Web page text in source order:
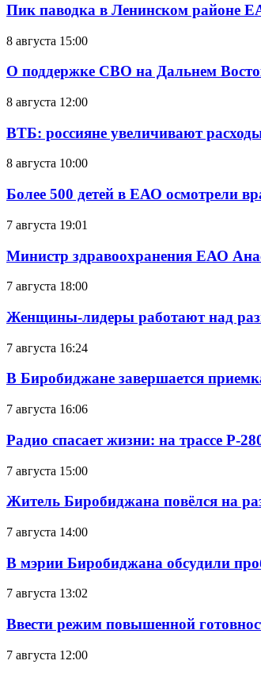
Пик паводка в Ленинском районе
8 августа 15:00
О поддержке СВО на Дальнем
8 августа 12:00
ВТБ: россияне увеличивают
8 августа 10:00
Более 500 детей в ЕАО осмотрели
7 августа 19:01
Министр здравоохранения ЕАО
7 августа 18:00
Женщины-лидеры работают над
7 августа 16:24
В Биробиджане завершается
7 августа 16:06
Радио спасает жизни: на трассе Р-
7 августа 15:00
Житель Биробиджана повёлся на
7 августа 14:00
В мэрии Биробиджана обсудили
7 августа 13:02
Ввести режим повышенной
7 августа 12:00